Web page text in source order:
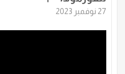
27 نوفمبر 2023